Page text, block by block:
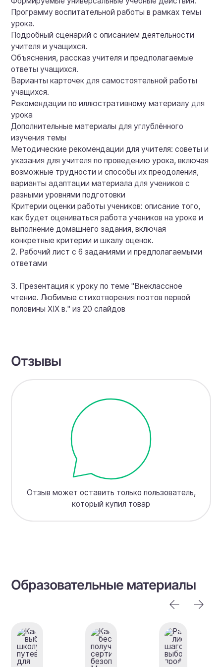
Программу воспитательной работы в рамках темы
урока.
Подробный сценарий с описанием деятельности
учителя и учащихся.
Объяснения, рассказ учителя и предполагаемые
ответы учащихся.
Варианты карточек для самостоятельной работы
учащихся.
Рекомендации по иллюстративному материалу для
урока
Дополнительные материалы для углублённого
изучения темы
Методические рекомендации для учителя: советы и
указания для учителя по проведению урока, включая
возможные трудности и способы их преодоления,
варианты адаптации материала для учеников с
разными уровнями подготовки
Критерии оценки работы учеников: описание того,
как будет оцениваться работа учеников на уроке и
выполнение домашнего задания, включая
конкретные критерии и шкалу оценок.
2. Рабочий лист с 6 заданиями и предполагаемыми
ответами
3. Презентация к уроку по теме "Внеклассное
чтение. Любимые стихотворения поэтов первой
половины XIX в." из 20 слайдов
Отзывы
Отзыв может оставить только пользователь,
который купил товар
Образовательные материалы